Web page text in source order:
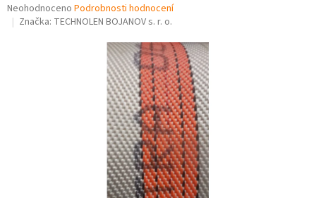
Průměrné
hodnocení
Neohodnoceno Podrobnosti hodnocení
Značka: TECHNOLEN BOJANOV s. r. o.